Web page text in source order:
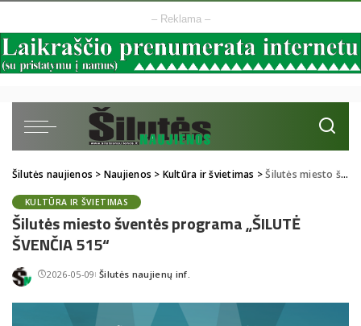
– Reklama –
Šilutės naujienos > Naujienos > Kultūra ir švietimas >Šilutės miesto šventės programa „ŠILUTĖ ŠVENČIA 515“
KULTŪRA IR ŠVIETIMAS
Šilutės miesto šventės programa „ŠILUTĖ
ŠVENČIA 515“
2026-05-09Posted
Šilutės naujienų inf.